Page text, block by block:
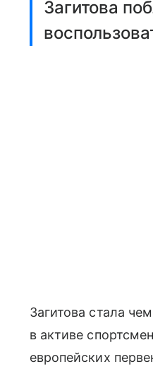
Загитова
Загитова стала
в активе
европейских